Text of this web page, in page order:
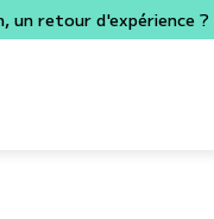
un retour d'expérience ?